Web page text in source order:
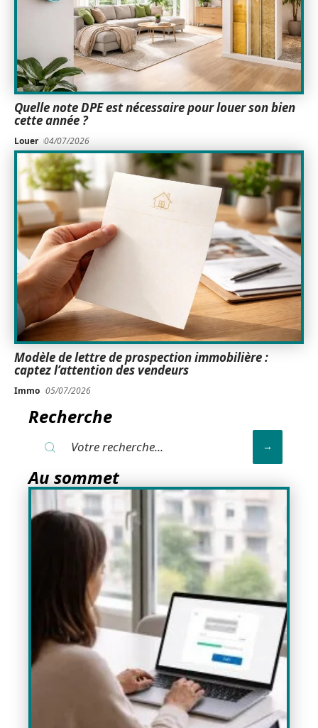
Quelle note DPE est nécessaire pour louer son bien
cette année ?
Louer 04/07/2026
Modèle de lettre de prospection immobilière :
captez l’attention des vendeurs
Immo 05/07/2026
Recherche
Au sommet